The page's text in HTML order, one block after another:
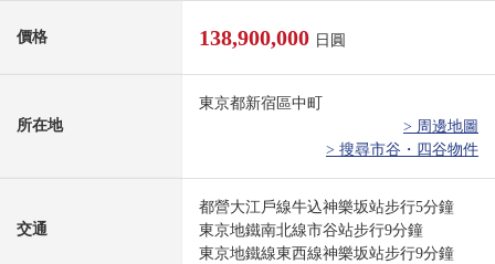
價格 138,900,000 日圓
所在地
東京都新宿區中町
> 周邊地圖
> 搜尋市谷・四谷物件
交通
都營大江戶線牛込神樂坂站步行5分鐘
東京地鐵南北線市谷站步行9分鐘
東京地鐵線東西線神樂坂站步行9分鐘